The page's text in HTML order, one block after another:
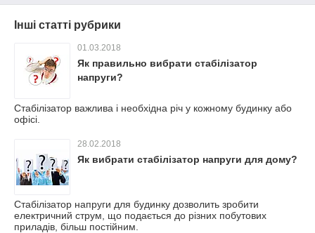
Інші статті рубрики
01.03.2018
Як правильно вибрати стабілізатор
напруги?
Стабілізатор важлива і необхідна річ у кожному будинку або
офісі.
28.02.2018
Як вибрати стабілізатор напруги для дому?
Стабілізатор напруги для будинку дозволить зробити
електричний струм, що подається до різних побутових
приладів, більш постійним.